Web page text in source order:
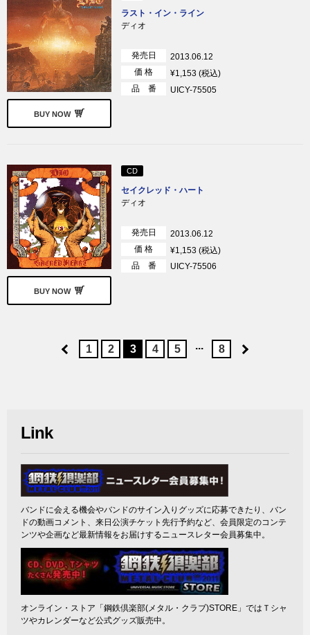
BUY NOW
ラスト・イン・ライン
ディオ
発売日
2013.06.12
価 格
¥1,153 (税込)
品 番
UICY-75505
BUY NOW
CD
セイクレッド・ハート
ディオ
発売日
2013.06.12
価 格
¥1,153 (税込)
品 番
UICY-75506
1 2 3 4 5 ... 8
Link
バンドに会える機会やバンドのサイン入りグッズに応募できたり、バン
ドの動画コメント、来日公演チケット先行予約など、会員限定のコンテ
ンツや企画など最新情報をお届けするニュースレター会員募集中。
オンライン・ストア「鋼鉄倶楽部(メタル・クラブ)STORE」ではＴシャ
ツやカレンダーなど公式グッズ販売中。